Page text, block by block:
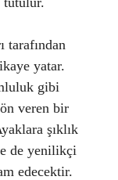
tarafından
yatar.
gibi
veren bir
şıklık
de yenilikçi
edecektir.